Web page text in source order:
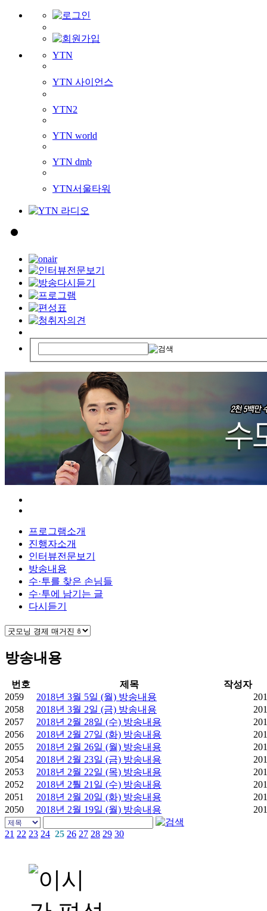
YTN
YTN 사이언스
YTN2
YTN world
YTN dmb
YTN서울타워
프로그램소개
진행자소개
인터뷰전문보기
방송내용
수·투를 찾은 손님들
수·투에 남기는 글
다시듣기
방송내용
번호 제목
작성자
2059
2018년 3월 5일 (월) 방송내용
2058
2018년 3월 2일 (금) 방송내용
2057
2018년 2월 28일 (수) 방송내용
2056
2018년 2월 27일 (화) 방송내용
2055
2018년 2월 26일 (월) 방송내용
2054
2018년 2월 23일 (금) 방송내용
2053
2018년 2월 22일 (목) 방송내용
2052
2018년 2퉐 21일 (수) 방송내용
2051
2018년 2월 20일 (화) 방송내용
2050
2018년 2월 19일 (월) 방송내용
21 22 23 24 25 26 27 28 29 30